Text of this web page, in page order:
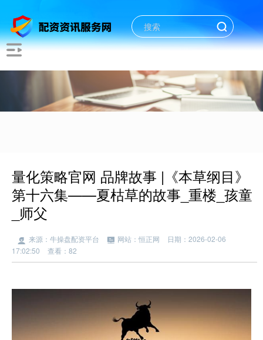
量化策略官网 品牌故事 |《本草纲目》
第十六集——夏枯草的故事_重楼_孩童
_师父
来源：牛操盘配资平台 网站：恒正网
日期：2026-02-06
17:02:50
查看：82